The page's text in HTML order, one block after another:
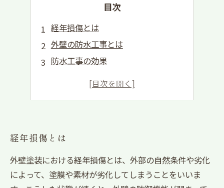
目次
経年損傷とは
外壁の防水工事とは
防水工事の効果
防水工事の費用と期間
経年損傷とは
外壁塗装における経年損傷とは、外部の自然条件や劣化
によって、塗膜や素材が劣化してしまうことをいいま